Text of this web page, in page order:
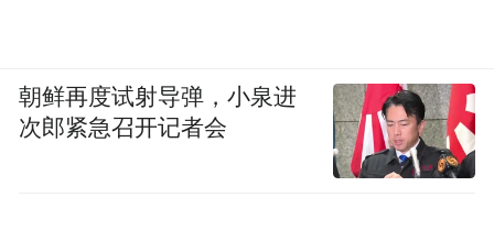
朝鲜再度试射导弹，小泉进
次郎紧急召开记者会